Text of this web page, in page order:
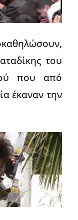
του
που από
έκαναν την